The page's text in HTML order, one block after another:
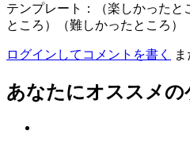
テンプレート：（楽しかったと
ところ）（難しかったところ）
ログインしてコメントを書く
あなたにオススメの